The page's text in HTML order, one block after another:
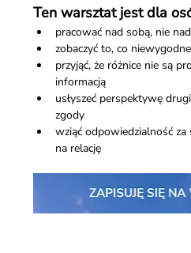
Ten warsztat jest dla
pracować nad sobą, nie
zobaczyć to, co
przyjąć, że różnice nie są
informacją
usłyszeć perspektywę
zgody
wziąć odpowiedzialność
na relację